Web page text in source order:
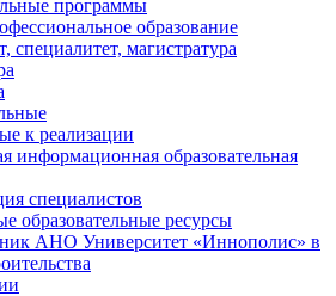
программы
образование
специалитет, магистратура
к реализации
информационная образовательная
специалистов
образовательные ресурсы
АНО Университет «Иннополис» в